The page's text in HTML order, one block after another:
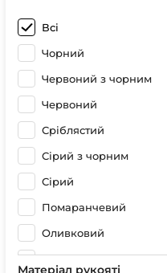
Всі
Чорний
Червоний з чорним
Червоний
Сріблястий
Сірий з чорним
Сірий
Помаранчевий
Оливковий
Зелений
Матеріал рукояті